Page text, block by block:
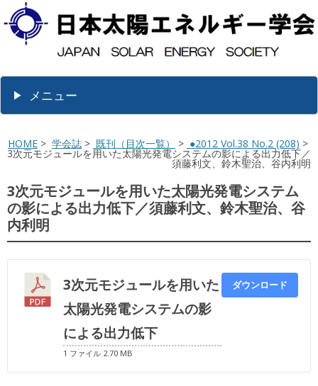
メニュー
HOME > 学会誌 > 既刊（目次一覧） > ●2012 Vol.38 No.2 (208) >
3次元モジュールを用いた太陽光発電システムの影による出力低下／
須藤利文、鈴木聖治、谷内利明
3次元モジュールを用いた太陽光発電システム
の影による出力低下／須藤利文、鈴木聖治、谷
内利明
3次元モジュールを用いた
太陽光発電システムの影
による出力低下
1 ファイル 2.70 MB
ダウンロード